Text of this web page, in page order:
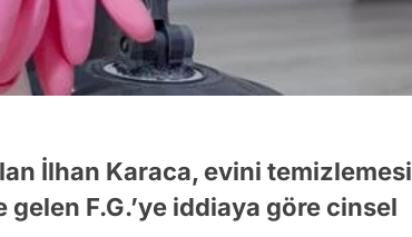
İlhan Karaca, evini temizlemesi
gelen F.G.’ye iddiaya göre cinsel